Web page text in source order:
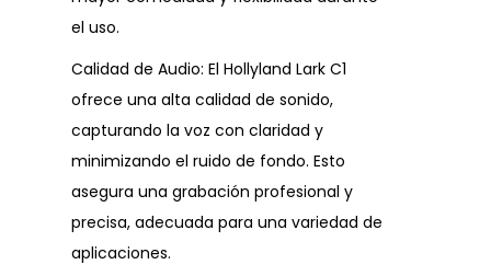
el uso.
Calidad de Audio: El Hollyland Lark C1
ofrece una alta calidad de sonido,
capturando la voz con claridad y
minimizando el ruido de fondo. Esto
asegura una grabación profesional y
precisa, adecuada para una variedad de
aplicaciones.